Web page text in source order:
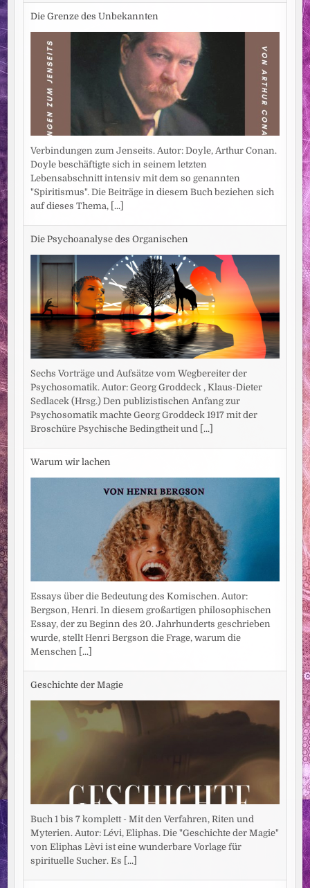
Die Grenze des Unbekannten
Verbindungen zum Jenseits. Autor: Doyle, Arthur Conan.
Doyle beschäftigte sich in seinem letzten
Lebensabschnitt intensiv mit dem so genannten
"Spiritismus". Die Beiträge in diesem Buch beziehen sich
auf dieses Thema, [...]
Die Psychoanalyse des Organischen
Sechs Vorträge und Aufsätze vom Wegbereiter der
Psychosomatik. Autor: Georg Groddeck , Klaus-Dieter
Sedlacek (Hrsg.) Den publizistischen Anfang zur
Psychosomatik machte Georg Groddeck 1917 mit der
Broschüre Psychische Bedingtheit und [...]
Warum wir lachen
Essays über die Bedeutung des Komischen. Autor:
Bergson, Henri. In diesem großartigen philosophischen
Essay, der zu Beginn des 20. Jahrhunderts geschrieben
wurde, stellt Henri Bergson die Frage, warum die
Menschen [...]
Geschichte der Magie
Buch 1 bis 7 komplett - Mit den Verfahren, Riten und
Myterien. Autor: Lévi, Eliphas. Die "Geschichte der Magie"
von Eliphas Lèvi ist eine wunderbare Vorlage für
spirituelle Sucher. Es [...]